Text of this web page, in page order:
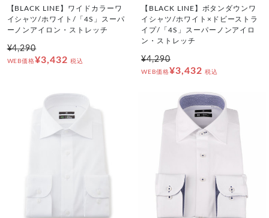
【BLACK LINE】ワイドカラーワ
イシャツ/ホワイト/「4S」スーパ
ーノンアイロン・ストレッチ
¥4,290
WEB価格¥3,432 税込
【BLACK LINE】ボタンダウンワ
イシャツ/ホワイト×ドビーストラ
イプ/「4S」スーパーノンアイロ
ン・ストレッチ
¥4,290
WEB価格¥3,432 税込